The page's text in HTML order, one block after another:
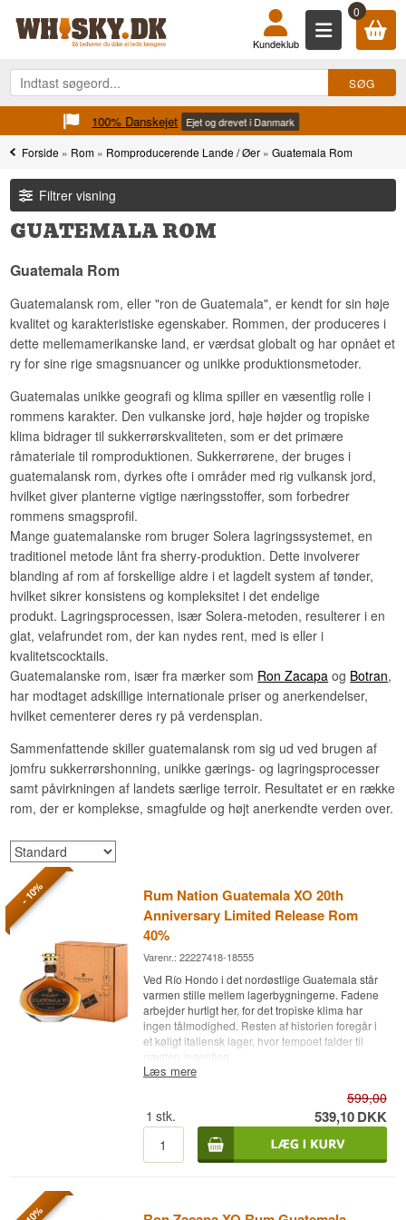
0
Kundeklub
100% Danskejet Ejet og drevet i Danmark
Forside » Rom » Romproducerende Lande / Øer »Guatemala Rom
Filtrer visning
GUATEMALA ROM
Guatemala Rom
Guatemalansk rom, eller "ron de Guatemala", er kendt for sin høje
kvalitet og karakteristiske egenskaber. Rommen, der produceres i
dette mellemamerikanske land, er værdsat globalt og har opnået et
ry for sine rige smagsnuancer og unikke produktionsmetoder.
Guatemalas unikke geografi og klima spiller en væsentlig rolle i
rommens karakter. Den vulkanske jord, høje højder og tropiske
klima bidrager til sukkerrørskvaliteten, som er det primære
råmateriale til romproduktionen. Sukkerrørene, der bruges i
guatemalansk rom, dyrkes ofte i områder med rig vulkansk jord,
hvilket giver planterne vigtige næringsstoffer, som forbedrer
rommens smagsprofil.
Mange guatemalanske rom bruger Solera lagringssystemet, en
traditionel metode lånt fra sherry-produktion. Dette involverer
blanding af rom af forskellige aldre i et lagdelt system af tønder,
hvilket sikrer konsistens og kompleksitet i det endelige
produkt. Lagringsprocessen, især Solera-metoden, resulterer i en
glat, velafrundet rom, der kan nydes rent, med is eller i
kvalitetscocktails.
Guatemalanske rom, især fra mærker som Ron Zacapa og Botran,
har modtaget adskillige internationale priser og anerkendelser,
hvilket cementerer deres ry på verdensplan.
Sammenfattende skiller guatemalansk rom sig ud ved brugen af
jomfru sukkerrørshonning, unikke gærings- og lagringsprocesser
samt påvirkningen af landets særlige terroir. Resultatet er en række
rom, der er komplekse, smagfulde og højt anerkendte verden over.
- 10%
Rum Nation Guatemala XO 20th
Anniversary Limited Release Rom
40%
Varenr.: 22227418-18555
Ved Río Hondo i det nordøstlige Guatemala står
varmen stille mellem lagerbygningerne. Fadene
arbejder hurtigt her, for det tropiske klima har
ingen tålmodighed. Resten af historien foregår i
et køligt italiensk lager, hvor tempoet falder til
næsten ingenting.
Rum Nation Guatemala XO 20th Anniversary
Limited Release er en Guatemalansk Rom lagret
på ex-bourbonfade af amerikansk hvidt egetræ,
eftermodnet på Oloroso- og Pedro Ximénez-
Læs mere
599,00
1 stk. 539,10DKK